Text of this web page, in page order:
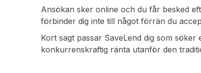
Ansökan sker online och du får besked
förbinder dig inte till något förrän du
Kort sagt passar SaveLend dig som
konkurrenskraftig ränta utanför den